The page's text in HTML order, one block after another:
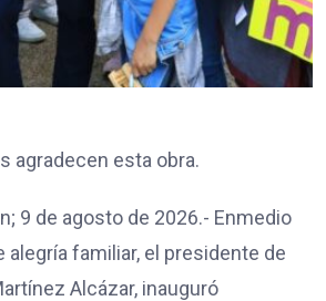
agradecen esta obra.
9 de agosto de 2026.- Enmedio
alegría familiar, el presidente de
Alcázar, inauguró